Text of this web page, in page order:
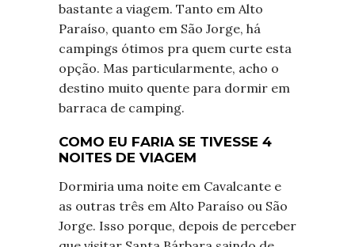
bastante a viagem. Tanto em Alto
Paraíso, quanto em São Jorge, há
campings ótimos pra quem curte esta
opção. Mas particularmente, acho o
destino muito quente para dormir em
barraca de camping.
COMO EU FARIA SE TIVESSE 4
NOITES DE VIAGEM
Dormiria uma noite em Cavalcante e
as outras três em Alto Paraíso ou São
Jorge. Isso porque, depois de perceber